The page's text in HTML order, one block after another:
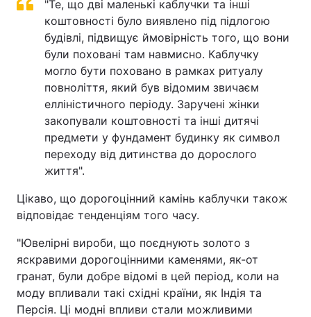
"Те, що дві маленькі каблучки та інші
коштовності було виявлено під підлогою
будівлі, підвищує ймовірність того, що вони
були поховані там навмисно. Каблучку
могло бути поховано в рамках ритуалу
повноліття, який був відомим звичаєм
елліністичного періоду. Заручені жінки
закопували коштовності та інші дитячі
предмети у фундамент будинку як символ
переходу від дитинства до дорослого
життя".
Цікаво, що дорогоцінний камінь каблучки також
відповідає тенденціям того часу.
"Ювелірні вироби, що поєднують золото з
яскравими дорогоцінними каменями, як-от
гранат, були добре відомі в цей період, коли на
моду впливали такі східні країни, як Індія та
Персія. Ці модні впливи стали можливими